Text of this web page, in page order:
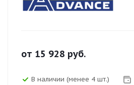
от 15 928 руб.
В наличии (менее 4 шт.)